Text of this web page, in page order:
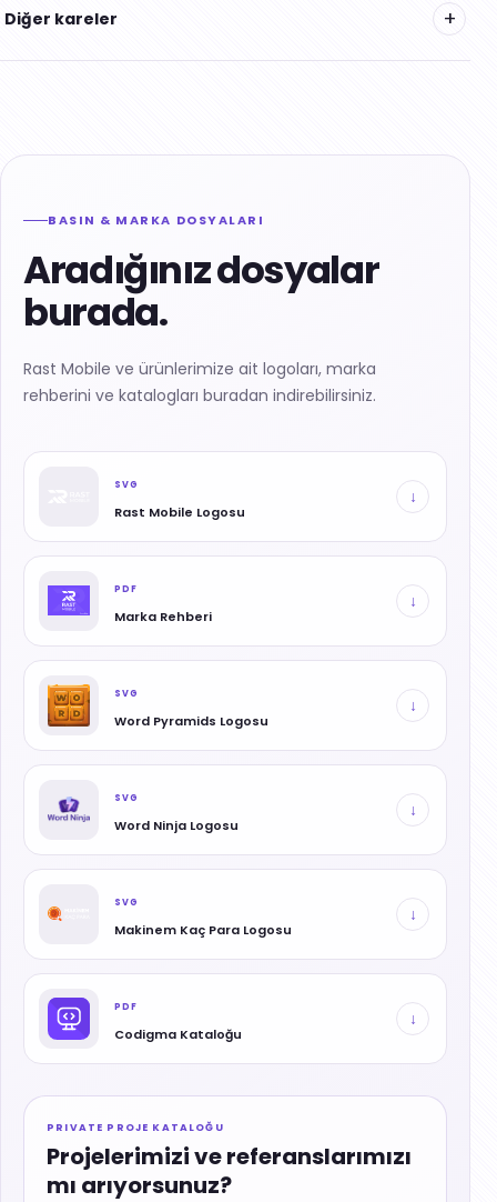
Diğer kareler +
BASIN & MARKA DOSYALARI
Aradığınız dosyalar
burada.
Rast Mobile ve ürünlerimize ait logoları, marka
rehberini ve katalogları buradan indirebilirsiniz.
SVG
Rast Mobile Logosu
↓
PDF
Marka Rehberi
↓
SVG
Word Pyramids Logosu
↓
SVG
Word Ninja Logosu
↓
SVG
Makinem Kaç Para Logosu
↓
PDF
Codigma Kataloğu
↓
PRIVATE PROJE KATALOĞU
Projelerimizi ve referanslarımızı
mı arıyorsunuz?